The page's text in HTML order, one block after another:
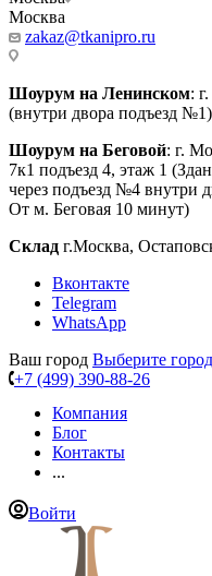
Москва
zakaz@tkanipro.ru
Шоурум на Ленинском:
(внутри двора подъезд №1)
Шоурум на Беговой: г.
7к1 подъезд 4, этаж 1
через подъезд №4 внутри
От м. Беговая 10 минут)
Склад г.Москва,
Вконтакте
Telegram
WhatsApp
Ваш город Выберите город
+7 (499) 390-88-26
Компания
Блог
Контакты
...
Войти